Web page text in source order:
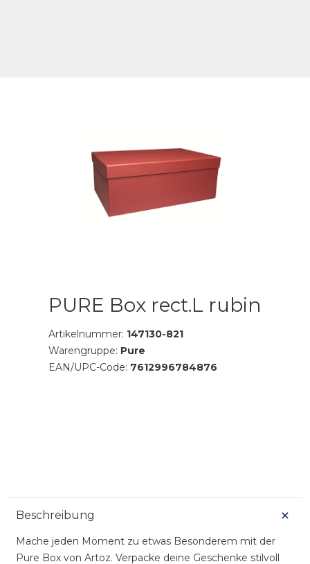
PURE Box rect.L rubin
Artikelnummer: 147130-821
Warengruppe: Pure
EAN/UPC-Code: 7612996784876
Beschreibung
Mache jeden Moment zu etwas Besonderem mit der
Pure Box von Artoz. Verpacke deine Geschenke stilvoll